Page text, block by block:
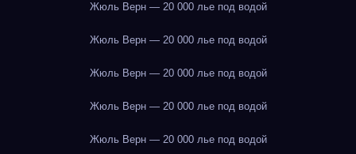
Жюль Верн — 20 000 лье под водой
Жюль Верн — 20 000 лье под водой
Жюль Верн — 20 000 лье под водой
Жюль Верн — 20 000 лье под водой
Жюль Верн — 20 000 лье под водой